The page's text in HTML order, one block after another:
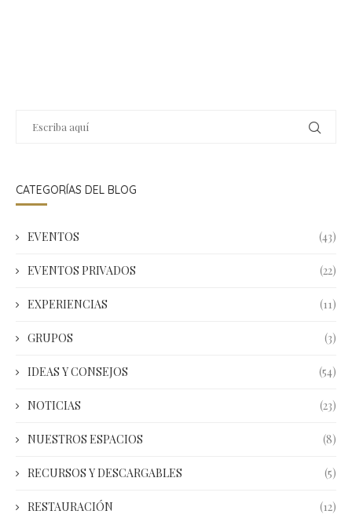
CATEGORÍAS DEL BLOG
EVENTOS (43)
EVENTOS PRIVADOS (22)
EXPERIENCIAS (11)
GRUPOS (3)
IDEAS Y CONSEJOS (54)
NOTICIAS (23)
NUESTROS ESPACIOS (8)
RECURSOS Y DESCARGABLES (5)
RESTAURACIÓN (12)